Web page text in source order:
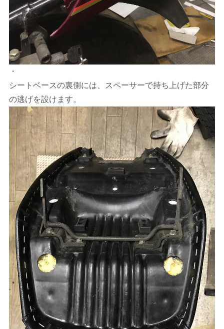
・
シートベースの裏側には、スペーサーで持ち上げた部分
の逃げを設けます。